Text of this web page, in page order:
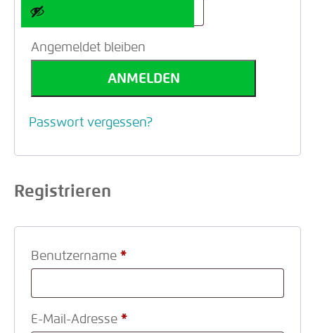
Angemeldet bleiben
ANMELDEN
Passwort vergessen?
Registrieren
Benutzername *
E-Mail-Adresse *